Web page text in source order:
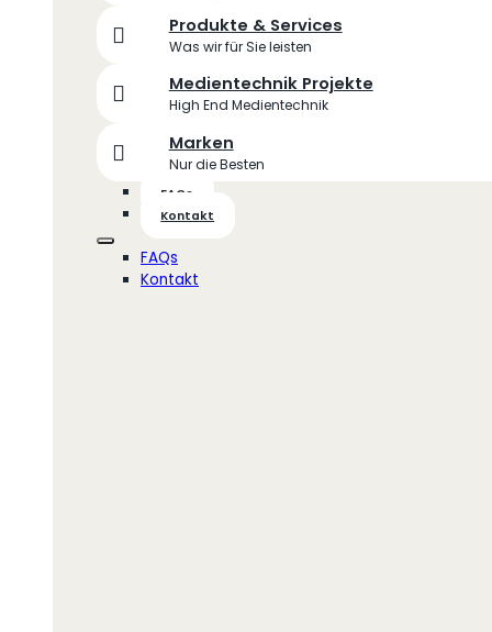
Produkte & Services
Was wir für Sie leisten
Medientechnik Projekte
High End Medientechnik
Marken
Nur die Besten
FAQs
Kontakt
FAQs
Kontakt